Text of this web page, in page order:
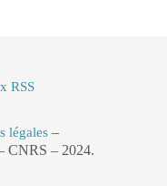
RSS
légales–
CNRS – 2024.